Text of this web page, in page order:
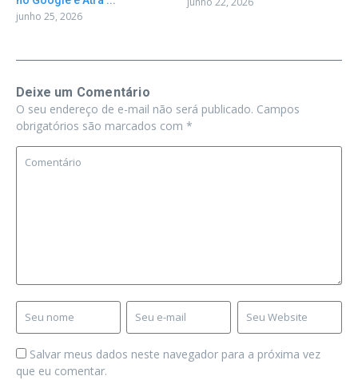
junho 25, 2026
Deixe um Comentário
O seu endereço de e-mail não será publicado. Campos
obrigatórios são marcados com *
Salvar meus dados neste navegador para a próxima vez
que eu comentar.